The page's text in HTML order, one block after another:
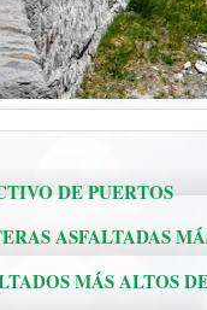
DE PUERTOS
ASFALTADAS
MÁS ALTOS